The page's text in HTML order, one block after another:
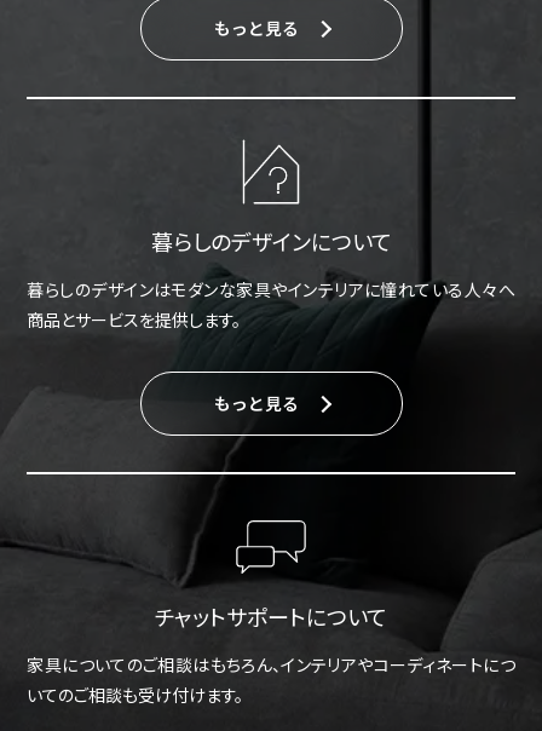
もっと見る
暮らしのデザインについて
暮らしのデザインはモダンな家具やインテリアに憧れている人々へ
商品とサービスを提供します。
もっと見る
チャットサポートについて
家具についてのご相談はもちろん、インテリアやコーディネートにつ
いてのご相談も受け付けます。